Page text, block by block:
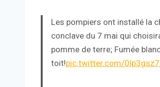
Les pompiers ont installé la
conclave du 7 mai qui
pomme de terre; Fumée
toit!pic.twitter.com/